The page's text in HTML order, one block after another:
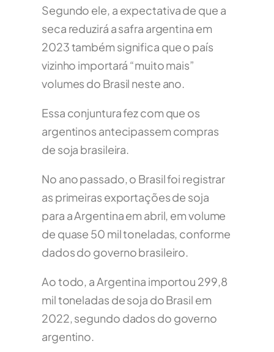
Segundo ele, a expectativa de que a
seca reduzirá a safra argentina em
2023 também significa que o país
vizinho importará “muito mais”
volumes do Brasil neste ano.
Essa conjuntura fez com que os
argentinos antecipassem compras
de soja brasileira.
No ano passado, o Brasil foi registrar
as primeiras exportações de soja
para a Argentina em abril, em volume
de quase 50 mil toneladas, conforme
dados do governo brasileiro.
Ao todo, a Argentina importou 299,8
mil toneladas de soja do Brasil em
2022, segundo dados do governo
argentino.